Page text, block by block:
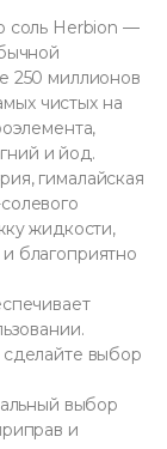
соль Herbion —
250 миллионов
чистых на
и йод.
гималайская
жидкости,
благоприятно
выбор
выбор
и